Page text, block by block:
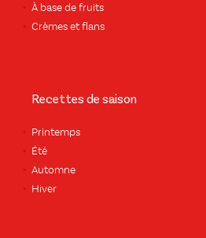
À base de fruits
Crèmes et flans
Recettes de saison
Printemps
Été
Automne
Hiver